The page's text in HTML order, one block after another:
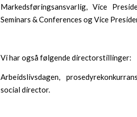
Markedsføringsansvarlig, Vice
Seminars & Conferences og Vice
Vi har også følgende directorstillinger:
Arbeidslivsdagen,
social director.